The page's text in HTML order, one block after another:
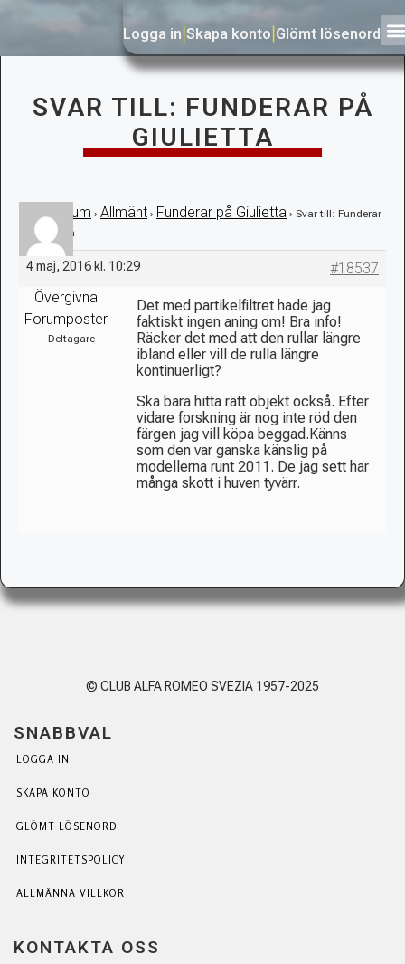
Logga in Skapa konto Glömt lösenord
SVAR TILL: FUNDERAR PÅ
GIULIETTA
› Forum › Allmänt › Funderar på Giulietta › Svar till: Funderar
på Giulietta
4 maj, 2016 kl. 10:29
#18537
Övergivna
Forumposter
Deltagare
Det med partikelfiltret hade jag
faktiskt ingen aning om! Bra info!
Räcker det med att den rullar längre
ibland eller vill de rulla längre
kontinuerligt?
Ska bara hitta rätt objekt också. Efter
vidare forskning är nog inte röd den
färgen jag vill köpa beggad.Känns
som den var ganska känslig på
modellerna runt 2011. De jag sett har
många skott i huven tyvärr.
© CLUB ALFA ROMEO SVEZIA 1957-2025
SNABBVAL
LOGGA IN
SKAPA KONTO
GLÖMT LÖSENORD
INTEGRITETSPOLICY
ALLMÄNNA VILLKOR
KONTAKTA OSS